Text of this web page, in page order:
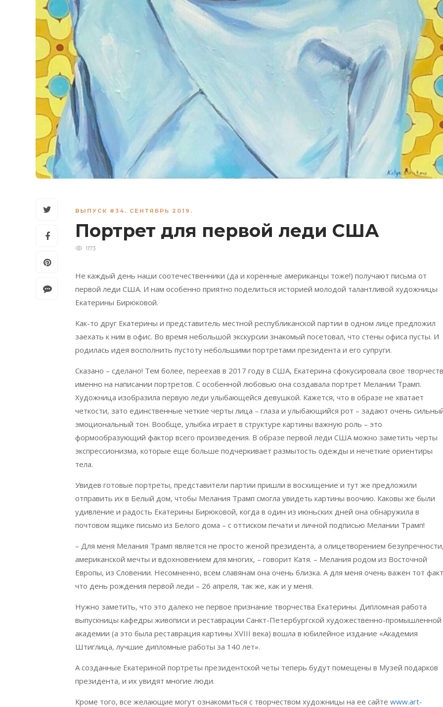
ВЫПУСК #34. СЕНТЯБРЬ 2019.
Портрет для первой леди США
1173
Не каждый день наши соотечественники (да и коренные американцы тоже!) получают письма от
первой леди США. И нам особенно приятно поделиться историей молодой талантливой художницы
Екатерины Бирюковой.
Как-то друг Екатерины и представитель местной республиканской партии в одном лице предложил
заехать к ним в офис. Во время небольшой экскурсии знакомый посетовал, что стены офиса пусты. И
родилась идея восполнить пустоту небольшими портретами президента и его супруги.
Сказано – сделано! Тем более, переехав в 2017 году в США, Екатерина сфокусировала свое
именно на написании портретов. С особенной любовью она создавала портрет Мелании Трамп.
Художница изобразила первую леди улыбающейся девушкой. Кажется, что в образе не хватает
четкости, зато единственные четкие черты лица – глаза и улыбающийся рот – задают очень
эмоциональный тон. Вообще, улыбка играет в структуре картины важную роль – это
формообразующий фактор всего произведения. В образе первой леди США можно заметить черты
экспрессионизма, которые еще больше подчеркивает размытость одежды и нечеткие ориентиры
тела.
Увидев готовые портреты, представители партии пришли в восхищение и тут же предложили
отправить их в Белый дом, чтобы Мелания Трамп смогла увидеть картины воочию. Каковы же были
удивление и радость Екатерины Бирюковой, когда в один из июньских дней она обнаружила в
почтовом ящике письмо из Белого дома – с оттиском печати и личной подписью Мелании Трамп!
– Для меня Мелания Трамп является не просто женой президента, а олицетворением
американской мечты и вдохновением для многих, – говорит Катя. – Мелания родом из Восточной
Европы, из Словении. Несомненно, всем славянам она очень близка. А для меня очень важен тот
что день рождения первой леди – 26 апреля, так же, как и у меня.
Нужно заметить, что это далеко не первое признание творчества Екатерины. Дипломная работа
выпускницы кафедры живописи и реставрации Санкт-Петербургской художественно-промышленной
академии (а это была реставрация картины XVIII века) вошла в юбилейное издание «Академия
Штиглица, лучшие дипломные работы за 140 лет».
А созданные Екатериной портреты президентской четы теперь будут помещены в Музей подарков
президента, и их увидят многие люди.
Кроме того, все желающие могут ознакомиться с творчеством художницы на ее сайте www.art-